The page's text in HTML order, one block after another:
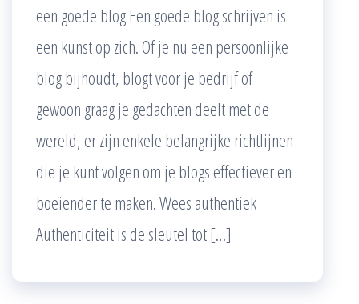
een goede blog Een goede blog schrijven is
een kunst op zich. Of je nu een persoonlijke
blog bijhoudt, blogt voor je bedrijf of
gewoon graag je gedachten deelt met de
wereld, er zijn enkele belangrijke richtlijnen
die je kunt volgen om je blogs effectiever en
boeiender te maken. Wees authentiek
Authenticiteit is de sleutel tot […]